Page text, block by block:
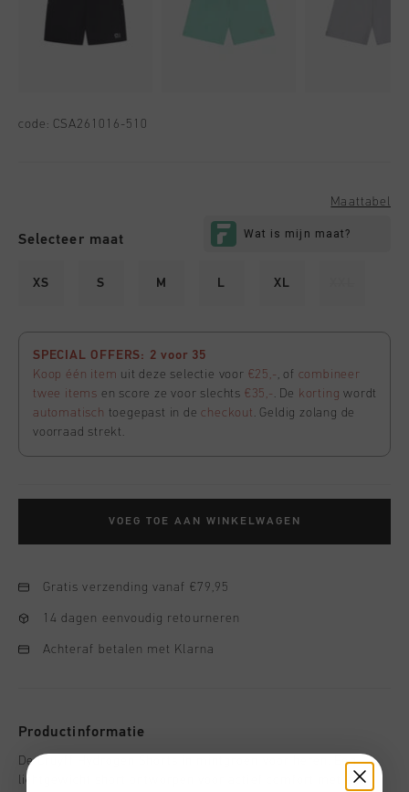
code: CSA261016-510
Selecteer maat
Maattabel
XS S M L XL
SPECIAL OFFERS: 2 voor 35
Koop één item uit deze selectie voor €25,- , of combineer
twee items en score ze voor slechts €35,- . De korting wordt
automatisch toegepast in decheckout . Geldig zolang de
voorraad strekt.
VOEG TOE AAN WINKELWAGEN
Gratis verzending vanaf €79,95
14 dagen eenvoudig retourneren
Achteraf betalen met Klarna
Productinformatie
De Cruyff Hydrogen Shorts in mintgroen voor heren. Een
lichtgewicht short ontworpen voor actief comfort met een